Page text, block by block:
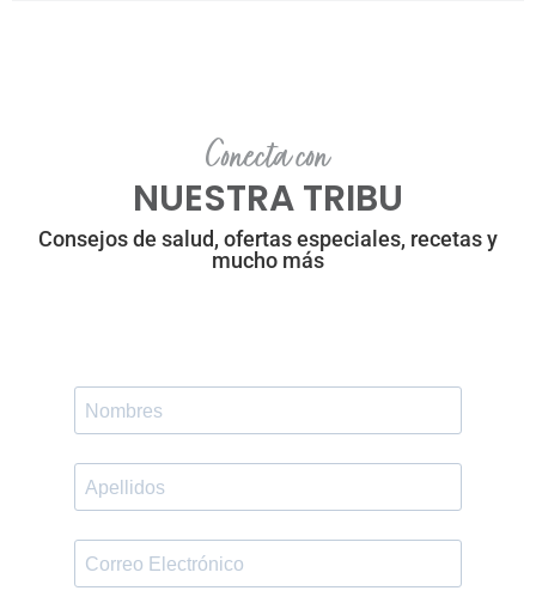
Conecta con
NUESTRA TRIBU
Consejos de salud, ofertas especiales, recetas y
mucho más